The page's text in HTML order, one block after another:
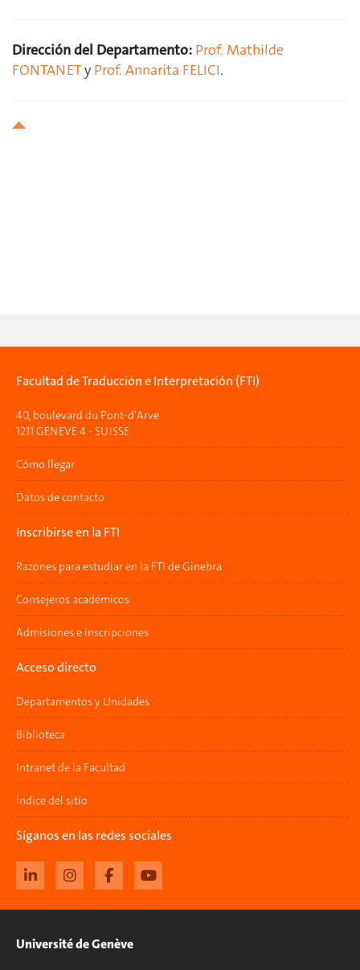
Dirección del Departamento: Prof. Mathilde
FONTANETy Prof. Annarita FELICI.
Facultad de Traducción e Interpretación (FTI)
40, boulevard du Pont-d'Arve
1211 GENEVE 4 - SUISSE
Cómo llegar
Datos de contacto
Inscribirse en la FTI
Razones para estudiar en la FTI de Ginebra
Consejeros académicos
Admisiones e inscripciones
Acceso directo
Departamentos y Unidades
Biblioteca
Intranet de la Facultad
Índice del sitio
Síganos en las redes sociales
Université de Genève